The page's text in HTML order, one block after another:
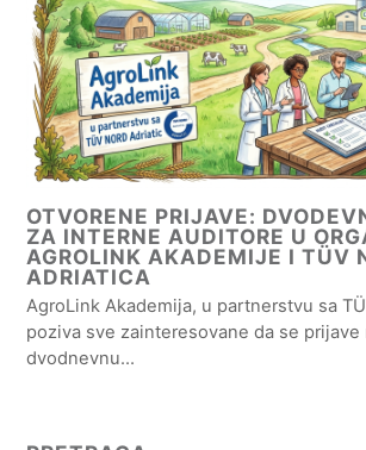
OTVORENE PRIJAVE:
ZA INTERNE AUDITORE U
AGROLINK AKADEMIJE I TÜV
ADRIATICA
AgroLink Akademija, u partnerstvu sa
poziva sve zainteresovane da se
dvodnevnu…